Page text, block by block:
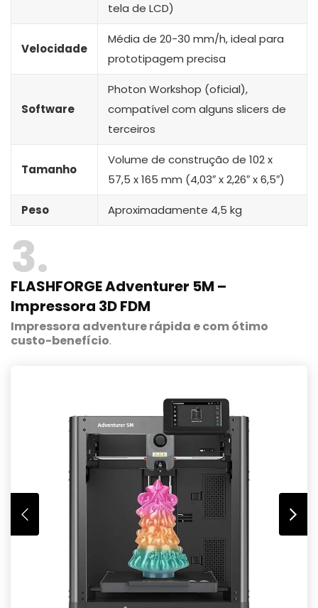
tela de LCD)
Velocidade
Média de 20-30 mm/h, ideal para
prototipagem precisa
Software
Photon Workshop (oficial),
compatível com alguns slicers de
terceiros
Tamanho
Volume de construção de 102 x
57,5 x 165 mm (4,03″ x 2,26″ x 6,5″)
Peso Aproximadamente 4,5 kg
3
FLASHFORGE Adventurer 5M –
Impressora 3D FDM
Impressora adventure rápida e com ótimo
custo-benefício.